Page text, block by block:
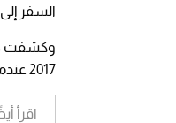
السفر
2017 عندما سجل رسالة فيديو تتهم روسيا بالتآمر ضد الولايات المتحدة.
اقرأ